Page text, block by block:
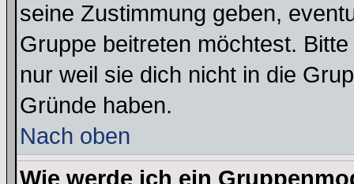
seine Zustimmung geben,
Gruppe beitreten möchtest.
nur weil sie dich nicht in die
Gründe haben.
Nach oben
Wie werde ich ein